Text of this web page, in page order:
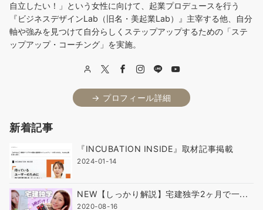
自立したい！」という女性に向けて、起業プロデュースを行う
『ビジネスデザインLab（旧名・美起業Lab）』主宰する他、自分
軸や強みを見つけて自分らしくステップアップするための「ステ
ップアップ・コーチング」を実施。
→ プロフィール詳細
新着記事
『INCUBATION INSIDE』取材記事掲載
2024-01-14
NEW【しっかり解説】宅建独学2ヶ月で一...
2020-08-16